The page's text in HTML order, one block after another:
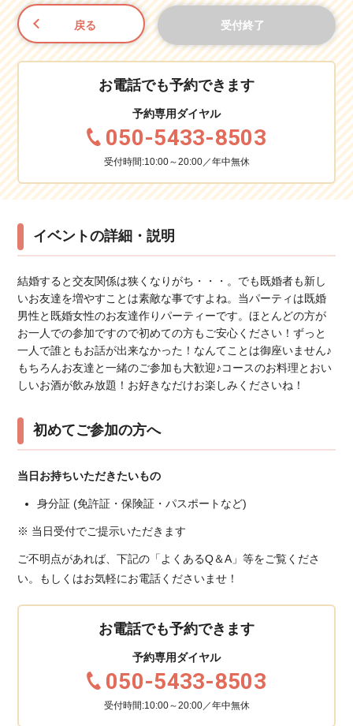
戻る 受付終了
お電話でも予約できます
予約専用ダイヤル
050-5433-8503
受付時間:10:00～20:00／年中無休
イベントの詳細・説明
結婚すると交友関係は狭くなりがち・・・。でも既婚者も新し
いお友達を増やすことは素敵な事ですよね。当パーティは既婚
男性と既婚女性のお友達作りパーティーです。ほとんどの方が
お一人での参加ですので初めての方もご安心ください！ずっと
一人で誰ともお話が出来なかった！なんてことは御座いません♪
もちろんお友達と一緒のご参加も大歓迎♪コースのお料理とおい
しいお酒が飲み放題！お好きなだけお楽しみくださいね！
初めてご参加の方へ
当日お持ちいただきたいもの
身分証 (免許証・保険証・パスポートなど)
※ 当日受付でご提示いただきます
ご不明点があれば、下記の「よくあるQ＆A」等をご覧くださ
い。もしくはお気軽にお電話くださいませ！
お電話でも予約できます
予約専用ダイヤル
050-5433-8503
受付時間:10:00～20:00／年中無休